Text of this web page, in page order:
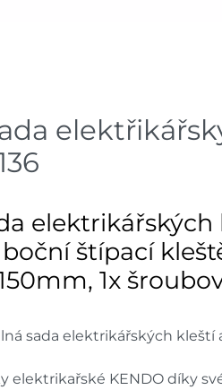
štípací
1x
sada elektrikářských
elektrikařské KENDO díky